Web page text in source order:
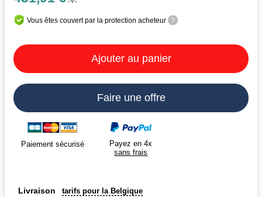
Vous êtes couvert par la protection acheteur ?
Ajouter au panier
Faire une offre
Paiement sécurisé
Payez en 4x
sans frais
Livraison tarifs pour la Belgique